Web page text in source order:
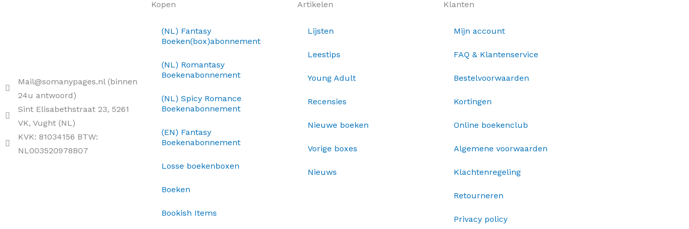
Mail@somanypages.nl (binnen
24u antwoord)
Sint Elisabethstraat 23, 5261
VK, Vught (NL)
KVK: 81034156 BTW:
NL003520978B07
Kopen
(NL) Fantasy
Boeken(box)abonnement
(NL) Romantasy
Boekenabonnement
(NL) Spicy Romance
Boekenabonnement
(EN) Fantasy
Boekenabonnement
Losse boekenboxen
Boeken
Bookish Items
Artikelen
Lijsten
Leestips
Young Adult
Recensies
Nieuwe boeken
Vorige boxes
Nieuws
Klanten
Mijn account
FAQ & Klantenservice
Bestelvoorwaarden
Kortingen
Online boekenclub
Algemene voorwaarden
Klachtenregeling
Retourneren
Privacy policy